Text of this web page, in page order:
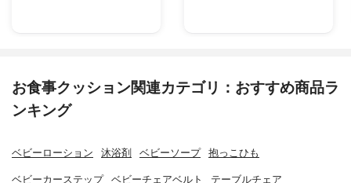
お食事クッション関連カテゴリ：おすすめ商品ラ
ンキング
ベビーローション 沐浴剤 ベビーソープ 抱っこひも
ベビーカーステップ ベビーチェアベルト テーブルチェア